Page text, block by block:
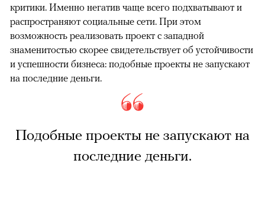
критики. Именно негатив чаще всего подхватывают и
распространяют социальные сети. При этом
возможность реализовать проект с западной
знаменитостью скорее свидетельствует об устойчивости
и успешности бизнеса: подобные проекты не запускают
на последние деньги.
Подобные проекты не запускают на
последние деньги.